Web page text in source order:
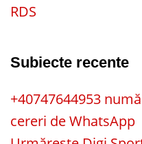
RDS
Subiecte recente
+40747644953
cereri de WhatsApp